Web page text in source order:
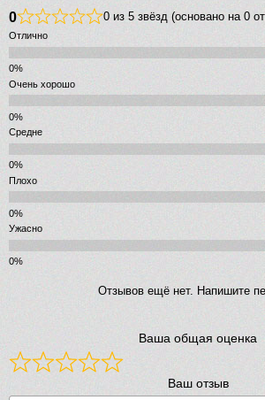
0 0 из 5 звёзд (основано на 0
Отлично
Очень хорошо
Средне
Плохо
Ужасно
Отзывов ещё нет. Напишите
Ваша общая оценка
Ваш отзыв